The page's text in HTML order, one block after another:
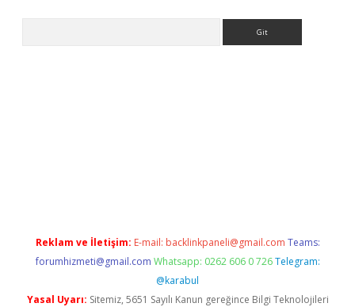
Reklam ve İletişim: E-mail: backlinkpaneli@gmail.com Teams:
forumhizmeti@gmail.com Whatsapp: 0262 606 0 726 Telegram:
@karabul
Yasal Uyarı: Sitemiz, 5651 Sayılı Kanun gereğince Bilgi Teknolojileri